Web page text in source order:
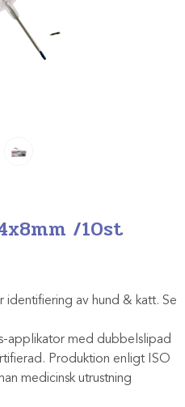
/10st
av hund & katt. Se
applikator med dubbelslipad
Produktion enligt ISO
medicinsk utrustning